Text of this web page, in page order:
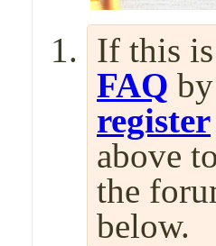
If this
FAQ
register
above
the
below.